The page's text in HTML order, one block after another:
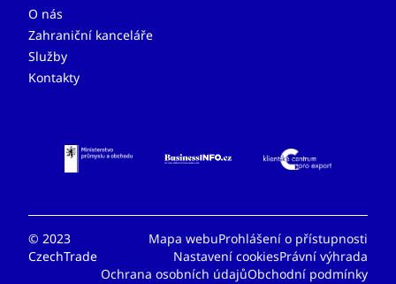
O nás
Zahraniční kanceláře
Služby
Kontakty
© 2023
CzechTrade
Mapa webuProhlášení o přístupnosti
Nastavení cookiesPrávní výhrada
Ochrana osobních údajůObchodní podmínky